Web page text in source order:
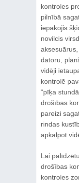
kontroles
pilnībā
iepakojis
novilcis
datoru,
vidēji
kontrolē
“pīķa
drošības
pareizi
rindas
apkalpot
Lai
drošības
kontroles